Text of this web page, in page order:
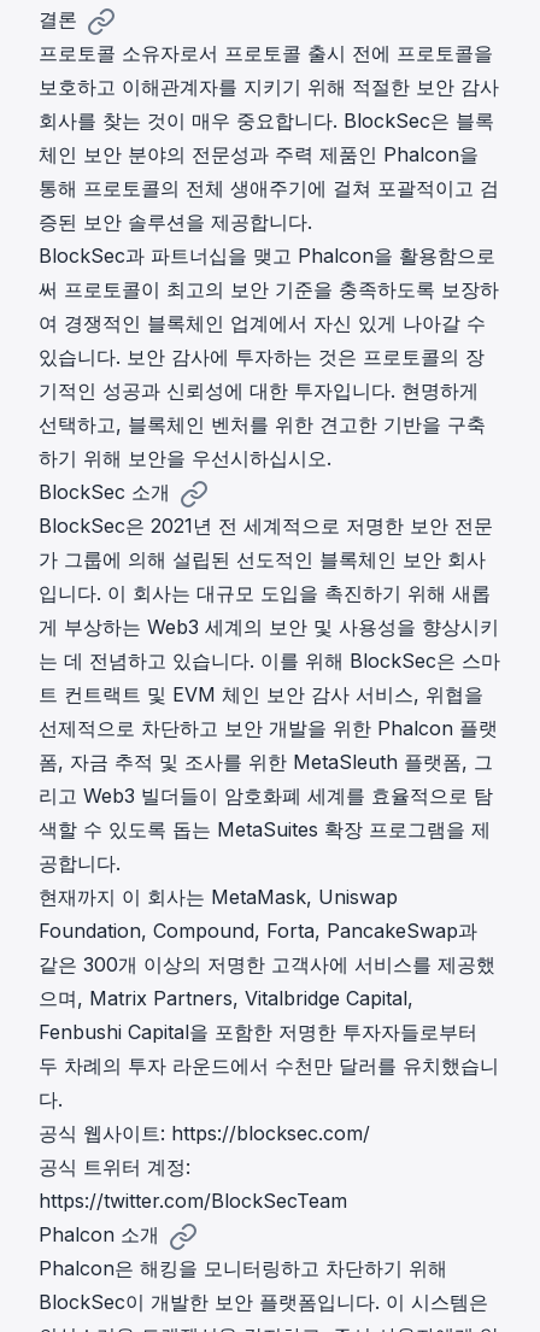
결론
프로토콜 소유자로서 프로토콜 출시 전에 프로토콜을
보호하고 이해관계자를 지키기 위해 적절한 보안 감사
회사를 찾는 것이 매우 중요합니다. BlockSec은 블록
체인 보안 분야의 전문성과 주력 제품인 Phalcon을
통해 프로토콜의 전체 생애주기에 걸쳐 포괄적이고 검
증된 보안 솔루션을 제공합니다.
BlockSec과 파트너십을 맺고 Phalcon을 활용함으로
써 프로토콜이 최고의 보안 기준을 충족하도록 보장하
여 경쟁적인 블록체인 업계에서 자신 있게 나아갈 수
있습니다. 보안 감사에 투자하는 것은 프로토콜의 장
기적인 성공과 신뢰성에 대한 투자입니다. 현명하게
선택하고, 블록체인 벤처를 위한 견고한 기반을 구축
하기 위해 보안을 우선시하십시오.
BlockSec 소개
BlockSec은 2021년 전 세계적으로 저명한 보안 전문
가 그룹에 의해 설립된 선도적인 블록체인 보안 회사
입니다. 이 회사는 대규모 도입을 촉진하기 위해 새롭
게 부상하는 Web3 세계의 보안 및 사용성을 향상시키
는 데 전념하고 있습니다. 이를 위해 BlockSec은 스마
트 컨트랙트 및 EVM 체인 보안 감사 서비스, 위협을
선제적으로 차단하고 보안 개발을 위한 Phalcon 플랫
폼, 자금 추적 및 조사를 위한 MetaSleuth 플랫폼, 그
리고 Web3 빌더들이 암호화폐 세계를 효율적으로 탐
색할 수 있도록 돕는 MetaSuites 확장 프로그램을 제
공합니다.
현재까지 이 회사는 MetaMask, Uniswap
Foundation, Compound, Forta, PancakeSwap과
같은 300개 이상의 저명한 고객사에 서비스를 제공했
으며, Matrix Partners, Vitalbridge Capital,
Fenbushi Capital을 포함한 저명한 투자자들로부터
두 차례의 투자 라운드에서 수천만 달러를 유치했습니
다.
공식 웹사이트: https://blocksec.com/
공식 트위터 계정:
https://twitter.com/BlockSecTeam
Phalcon 소개
Phalcon은 해킹을 모니터링하고 차단하기 위해
BlockSec이 개발한 보안 플랫폼입니다. 이 시스템은